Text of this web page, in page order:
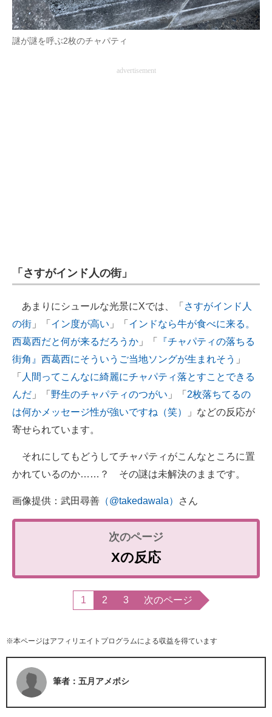
謎が謎を呼ぶ2枚のチャパティ
advertisement
「さすがインド人の街」
あまりにシュールな光景にXでは、「 さすがインド人
の街 」「 イン度が高い 」「 インドなら牛が食べに来る。
西葛西だと何が来るだろうか 」「
『チャパティの落ちる
街角』西葛西にそういうご当地ソングが生まれそう 」
「 人間ってこんなに綺麗にチャパティ落とすことできる
んだ 」「 野生のチャパティのつがい 」「 2枚落ちてるの
は何かメッセージ性が強いですね（笑）
」などの反応が
寄せられています。
それにしてもどうしてチャパティがこんなところに置
かれているのか……？ その謎は未解決のままです。
画像提供：武田尋善 （@takedawala） さん
Xの反応
1 2 3 次のページ
※本ページはアフィリエイトプログラムによる収益を得ています
筆者：五月アメボシ